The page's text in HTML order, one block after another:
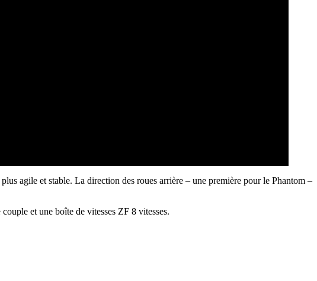
agile et stable. La direction des roues arrière – une première pour le Phantom –
et une boîte de vitesses ZF 8 vitesses.